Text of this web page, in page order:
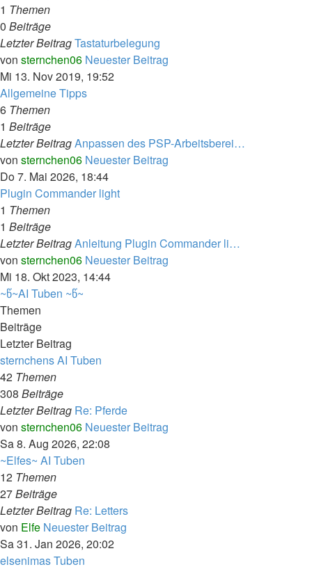
1 Themen
0 Beiträge
Letzter BeitragTastaturbelegung
von sternchen06 Neuester Beitrag
Mi 13. Nov 2019, 19:52
Allgemeine Tipps
6 Themen
1 Beiträge
Letzter BeitragAnpassen des PSP-Arbeitsberei…
von sternchen06 Neuester Beitrag
Do 7. Mai 2026, 18:44
Plugin Commander light
1 Themen
1 Beiträge
Letzter BeitragAnleitung Plugin Commander li…
von sternchen06 Neuester Beitrag
Mi 18. Okt 2023, 14:44
~წ~AI Tuben ~წ~
Themen
Beiträge
Letzter Beitrag
sternchens AI Tuben
42 Themen
308 Beiträge
Letzter Beitrag Re: Pferde
von sternchen06 Neuester Beitrag
Sa 8. Aug 2026, 22:08
~Elfes~ AI Tuben
12 Themen
27Beiträge
Letzter Beitrag Re: Letters
von Elfe Neuester Beitrag
Sa 31. Jan 2026, 20:02
elsenimas Tuben